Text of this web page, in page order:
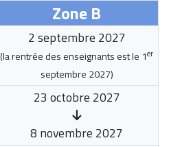
Zone B
2 septembre 2027
(la rentrée des enseignants est le 1er
septembre 2027)
23 octobre 2027
8 novembre 2027